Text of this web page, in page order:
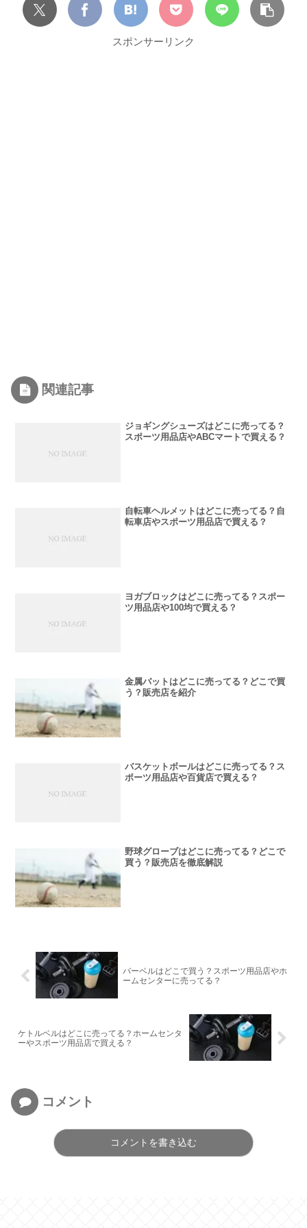
スポンサーリンク
関連記事
ジョギングシューズはどこに売ってる？
スポーツ用品店やABCマートで買える？
自転車ヘルメットはどこに売ってる？自
転車店やスポーツ用品店で買える？
ヨガブロックはどこに売ってる？スポー
ツ用品店や100均で買える？
金属バットはどこに売ってる？どこで買
う？販売店を紹介
バスケットボールはどこに売ってる？ス
ポーツ用品店や百貨店で買える？
野球グローブはどこに売ってる？どこで
買う？販売店を徹底解説
バーベルはどこで買う？スポーツ用品店やホ
ームセンターに売ってる？
ケトルベルはどこに売ってる？ホームセンタ
ーやスポーツ用品店で買える？
コメント
コメントを書き込む